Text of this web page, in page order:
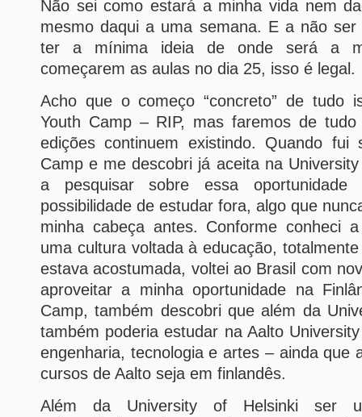
Não sei como estará a minha vida nem
mesmo daqui a uma semana. E a não
ter a mínima ideia de onde será a
começarem as aulas no dia 25, isso é legal.
Acho que o começo “concreto” de tudo
Youth Camp – RIP, mas faremos de
edições continuem existindo. Quando fui
Camp e me descobri já aceita na
a pesquisar sobre essa
possibilidade de estudar fora, algo que
minha cabeça antes. Conforme conheci
uma cultura voltada à educação,
estava acostumada, voltei ao Brasil com
aproveitar a minha oportunidade na
Camp, também descobri que além da
também poderia estudar na Aalto
engenharia, tecnologia e artes – ainda que
cursos de Aalto seja em finlandês.
Além da University of Helsinki ser